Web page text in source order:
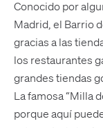
Conocido por
Madrid, el Barrio
gracias a las
los restaurantes
grandes tiendas
La famosa “Milla
porque aquí